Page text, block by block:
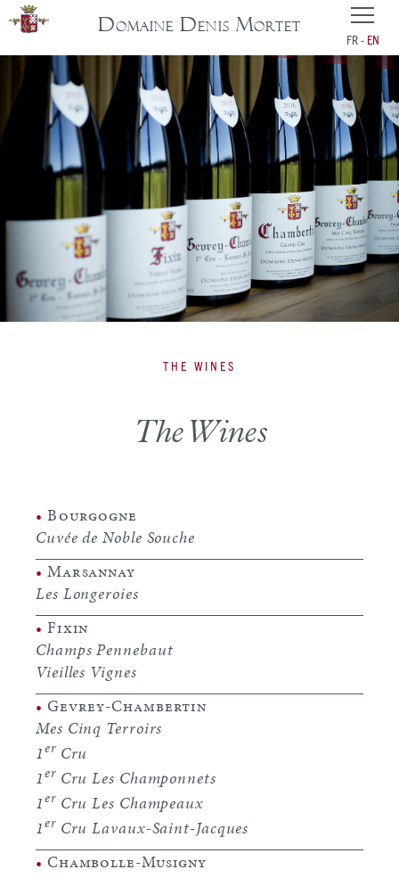
Domaine Denis Mortet
FR EN
THE WINES
The Wines
• Bourgogne
Cuvée de Noble Souche
• Marsannay
Les Longeroies
• Fixin
Champs Pennebaut
Vieilles Vignes
• Gevrey-Chambertin
Mes Cinq Terroirs
1erCru
1erCru Les Champonnets
1erCru Les Champeaux
1erCru Lavaux-Saint-Jacques
• Chambolle-Musigny